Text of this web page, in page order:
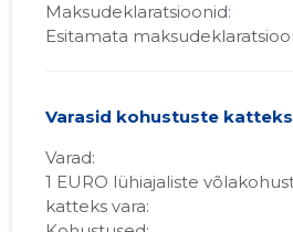
Maksudeklaratsioonid:
Esitamata
Varasid kohustuste
Varad:
1 EURO lühiajaliste
katteks vara: